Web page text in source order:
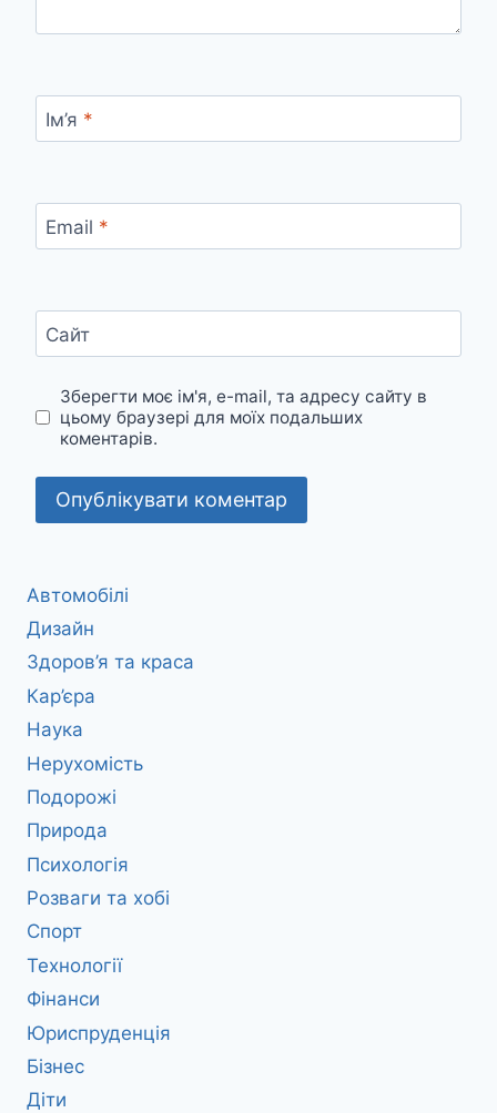
Ім’я *
Email *
Сайт
Зберегти моє ім'я, e-mail, та адресу сайту в
цьому браузері для моїх подальших
коментарів.
Автомобілі
Дизайн
Здоров’я та краса
Кар’єра
Наука
Нерухомість
Подорожі
Природа
Психологія
Розваги та хобі
Спорт
Технології
Фінанси
Юриспруденція
Бізнес
Діти